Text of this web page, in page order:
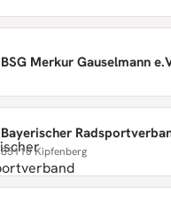
BSG Merkur Gauselmann
85110 Kipfenberg